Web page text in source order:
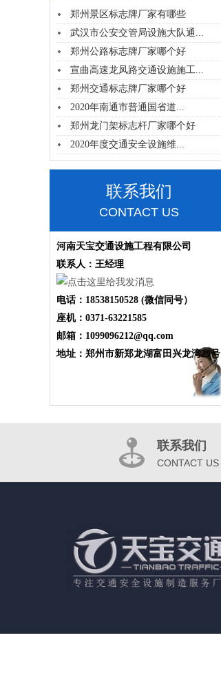
郑州景区标志牌厂家有哪些
武汉市公安交管局设施大队通...
郑州公路标志牌厂家哪个好
宣曲高速龙凤路交通设施施工...
郑州交通标志牌厂家哪个好
2020年南通市普通国省道...
郑州龙门架标志杆厂家哪个好
2020年度交通安全设施维...
联系我们
CONTACT US
河南天宝交通设施工程有限公司
联系人：王经理
电话：18538150528 (微信同号）
座机：0371-63221585
邮箱：1099096212@qq.com
地址：郑州市新郑龙湖富田兴龙湾29号
联系我们
CONTACT US